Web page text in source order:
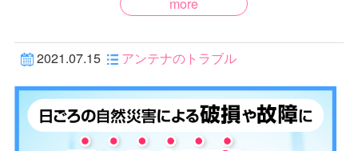
2021.07.15 アンテナのトラブル